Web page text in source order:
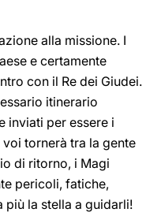
alla missione. I
e certamente
con il Re dei Giudei.
itinerario
inviati per essere i
tornerà tra la gente
di ritorno, i Magi
pericoli, fatiche,
più la stella a guidarli!